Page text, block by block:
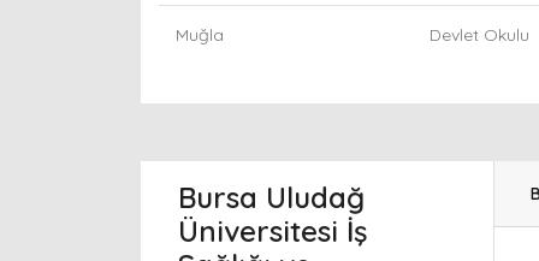
Muğla Devlet Okulu
Bursa Uludağ
Üniversitesi İş